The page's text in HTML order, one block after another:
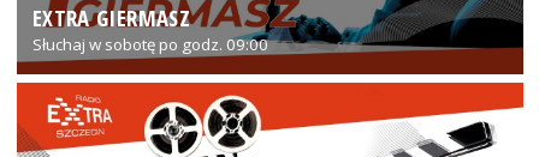
EXTRA GIERMASZ
Słuchaj w sobotę po godz. 09:00